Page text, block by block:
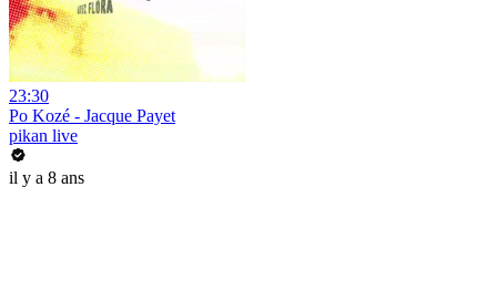
23:30
Po Kozé - Jacque Payet
pikan live
il y a 8 ans